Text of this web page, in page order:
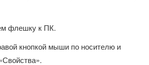
флешку к ПК.
кнопкой мыши по носителю и